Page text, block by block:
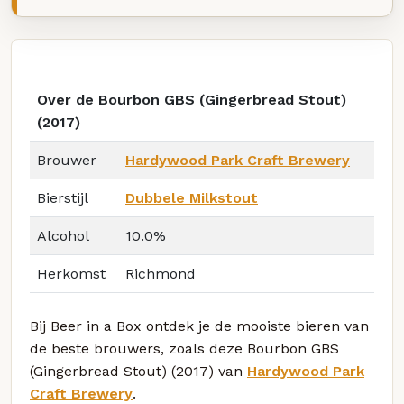
Over de Bourbon GBS (Gingerbread Stout)
(2017)
Brouwer Hardywood Park Craft Brewery
Bierstijl Dubbele Milkstout
Alcohol 10.0%
Herkomst Richmond
Bij Beer in a Box ontdek je de mooiste bieren van
de beste brouwers, zoals deze Bourbon GBS
(Gingerbread Stout) (2017) van Hardywood Park
Craft Brewery.